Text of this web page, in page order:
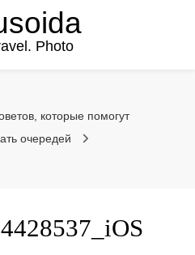
Photo
которые помогут
очередей